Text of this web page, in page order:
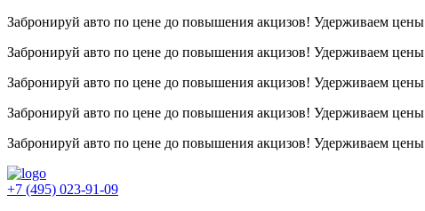
Забронируй авто по цене до повышения акцизов! Удерживаем цены
Забронируй авто по цене до повышения акцизов! Удерживаем цены
Забронируй авто по цене до повышения акцизов! Удерживаем цены
Забронируй авто по цене до повышения акцизов! Удерживаем цены
Забронируй авто по цене до повышения акцизов! Удерживаем цены
+7 (495) 023-91-09